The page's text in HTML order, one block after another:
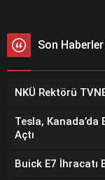
Son Haberler
NKÜ Rektörü
Tesla, Kanada’da
Açtı
Buick E7 İhracatı